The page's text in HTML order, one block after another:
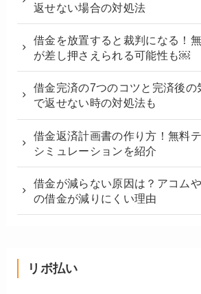
返せない場合の対処法
借金を放置すると裁判になる！
が差し押さえられる可能性も￼
借金完済の7つのコツと完済後の
で返せない時の対処法も
借金返済計画書の作り方！無料
シミュレーションを紹介
借金が減らない原因は？アコム
の借金が減りにくい理由
リボ払い